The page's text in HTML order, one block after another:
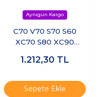
C70 V70 S70 S60
XC70 S80 XC90
Dolum Kapağı
1.212,30 TL
Sepete Ekle